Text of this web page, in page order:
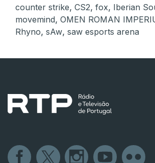
counter strike, CS2, fox, Iberian
movemind, OMEN ROMAN
Rhyno, sAw, saw esports arena